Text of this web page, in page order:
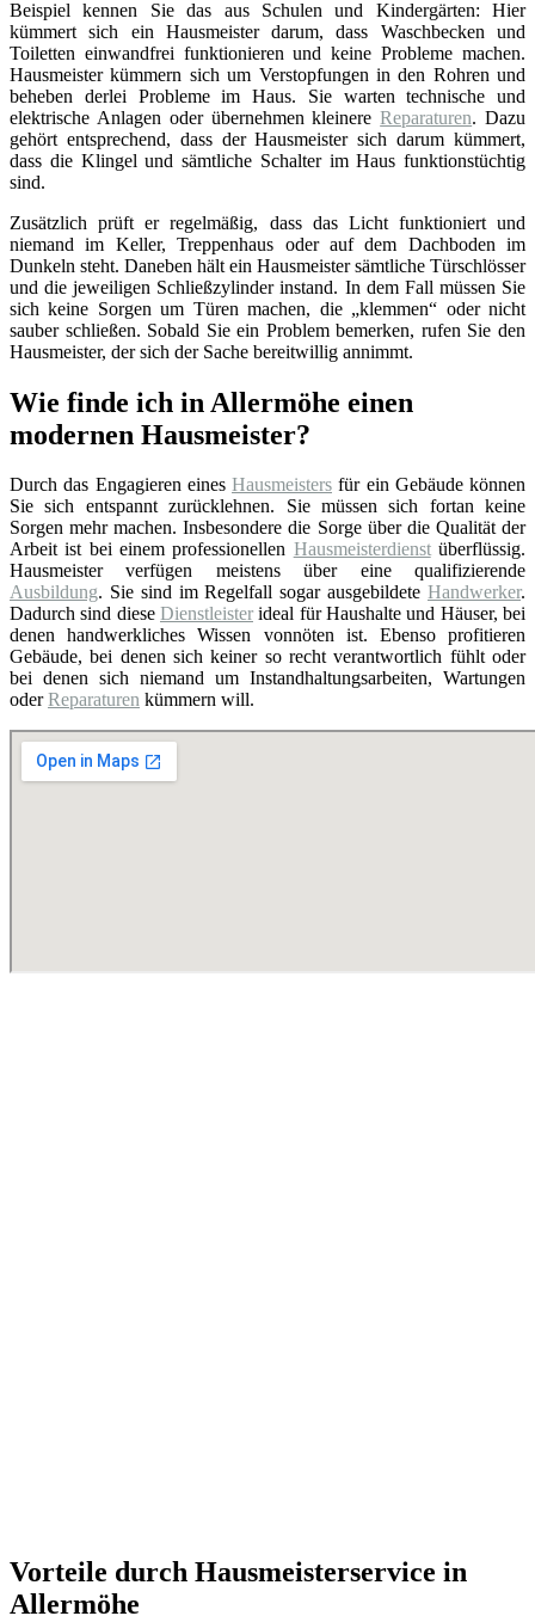
Beispiel kennen Sie das aus Schulen und Kindergärten: Hier
kümmert sich ein Hausmeister darum, dass Waschbecken und
Toiletten einwandfrei funktionieren und keine Probleme machen.
Hausmeister kümmern sich um Verstopfungen in den Rohren und
beheben derlei Probleme im Haus. Sie warten technische und
elektrische Anlagen oder übernehmen kleinereReparaturen. Dazu
gehört entsprechend, dass der Hausmeister sich darum kümmert,
dass die Klingel und sämtliche Schalter im Haus funktionstüchtig
sind.
Zusätzlich prüft er regelmäßig, dass das Licht funktioniert und
niemand im Keller, Treppenhaus oder auf dem Dachboden im
Dunkeln steht. Daneben hält ein Hausmeister sämtliche Türschlösser
und die jeweiligen Schließzylinder instand. In dem Fall müssen Sie
sich keine Sorgen um Türen machen, die „klemmen“ oder nicht
sauber schließen. Sobald Sie ein Problem bemerken, rufen Sie den
Hausmeister, der sich der Sache bereitwillig annimmt.
Wie finde ich in Allermöhe einen
modernen Hausmeister?
Durch das Engagieren eines Hausmeisters für ein Gebäude können
Sie sich entspannt zurücklehnen. Sie müssen sich fortan keine
Sorgen mehr machen. Insbesondere die Sorge über die Qualität der
Arbeit ist bei einem professionellen Hausmeisterdienstüberflüssig.
Hausmeister verfügen meistens über eine qualifizierende
Ausbildung. Sie sind im Regelfall sogar ausgebildete Handwerker.
Dadurch sind diese Dienstleister ideal für Haushalte und Häuser, bei
denen handwerkliches Wissen vonnöten ist. Ebenso profitieren
Gebäude, bei denen sich keiner so recht verantwortlich fühlt oder
bei denen sich niemand um Instandhaltungsarbeiten, Wartungen
oderReparaturen kümmern will.
Vorteile durch Hausmeisterservice in
Allermöhe